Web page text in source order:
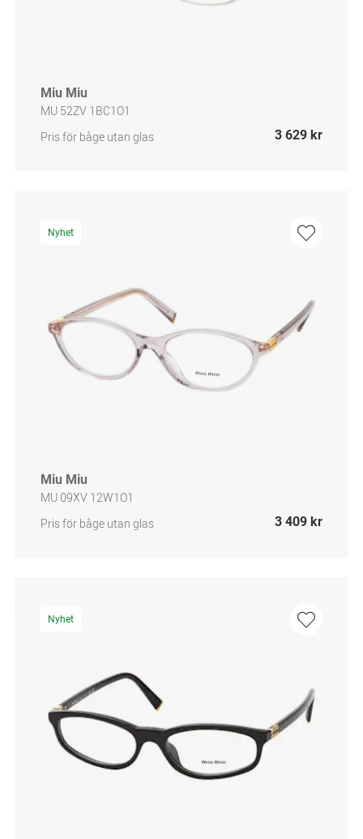
Miu Miu
MU 52ZV 1BC1O1
Pris för båge utan glas
3 629 kr
Nyhet
Miu Miu
MU 09XV 12W1O1
Pris för båge utan glas
3 409 kr
Nyhet